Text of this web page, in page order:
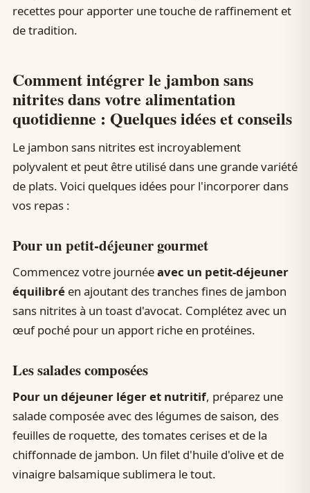
recettes pour apporter une touche de raffinement et
de tradition.
Comment intégrer le jambon sans
nitrites dans votre alimentation
quotidienne : Quelques idées et conseils
Le jambon sans nitrites est incroyablement
polyvalent et peut être utilisé dans une grande variété
de plats. Voici quelques idées pour l'incorporer dans
vos repas :
Pour un petit-déjeuner gourmet
Commencez votre journéeavec un petit-déjeuner
équilibréen ajoutant des tranches fines de jambon
sans nitrites à un toast d'avocat. Complétez avec un
œuf poché pour un apport riche en protéines.
Les salades composées
Pour un déjeuner léger et nutritif, préparez une
salade composée avec des légumes de saison, des
feuilles de roquette, des tomates cerises et de la
chiffonnade de jambon. Un filet d'huile d'olive et de
vinaigre balsamique sublimera le tout.